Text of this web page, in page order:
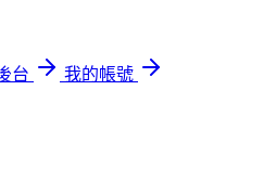
台
我的帳號